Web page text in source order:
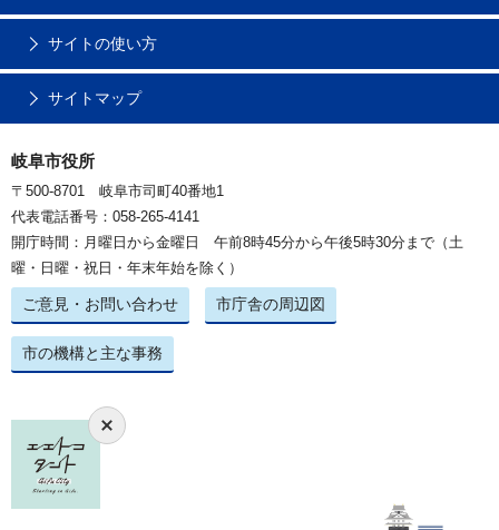
サイトの使い方
サイトマップ
岐阜市役所
〒500-8701 岐阜市司町40番地1
代表電話番号：058-265-4141
開庁時間：月曜日から金曜日 午前8時45分から午後5時30分まで（土
曜・日曜・祝日・年末年始を除く）
ご意見・お問い合わせ 市庁舎の周辺図
市の機構と主な事務